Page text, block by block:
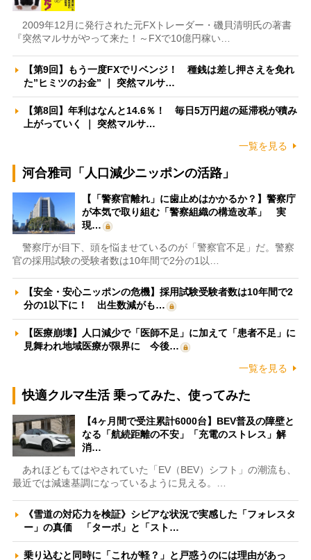
2009年12月に発行された元FXトレーダー・磯貝清明氏の著書
『突然マルサがやって来た！～FXで10億円稼い…
【第9回】もう一度FXでリベンジ！ 種銭は差し押さえを免れ
た”ヒミツのお金” ｜ 突然マルサ…
【第8回】年利はなんと14.6％！ 毎日5万円超の延滞税が積み
上がっていく ｜ 突然マルサ…
一覧を見る
河合雅司「人口減少ニッポンの活路」
【「警察官離れ」に歯止めはかかるか？】警察庁
が本気で取り組む「警察組織の構造改革」 実
現…
警察庁が目下、頭を悩ませているのが「警察官不足」だ。警察
官の採用試験の受験者数は10年間で2分の1以…
【安全・安心ニッポンの危機】採用試験受験者数は10年間で2
分の1以下に！ 出生数減がも…
【医療崩壊】人口減少で「医師不足」に加えて「患者不足」に
見舞われ地域医療が限界に 今後…
一覧を見る
快適クルマ生活 乗ってみた、使ってみた
【4ヶ月間で受注累計6000台】BEV普及の障壁と
なる「航続距離の不安」「充電のストレス」解
消…
あれほどもてはやされていた「EV（BEV）シフト」の潮流も、
最近では減速基調になっているように見える。…
《雪道の対応力を検証》シビアな状況で実感した「フォレスタ
ー」の真価 「ターボ」と「スト…
乗り込むと同時に「これが軽？」と戸惑うのには理由があっ